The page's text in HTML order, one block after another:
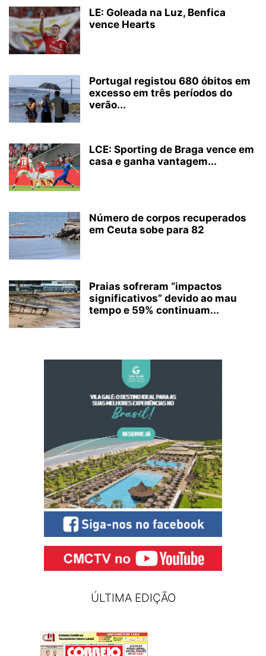
LE: Goleada na Luz, Benfica
vence Hearts
Portugal registou 680 óbitos em
excesso em três períodos do
verão...
LCE: Sporting de Braga vence em
casa e ganha vantagem...
Número de corpos recuperados
em Ceuta sobe para 82
Praias sofreram “impactos
significativos” devido ao mau
tempo e 59% continuam...
ÚLTIMA EDIÇÃO